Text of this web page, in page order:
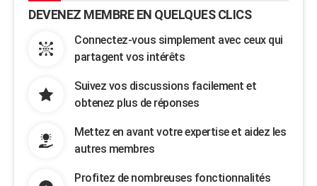
DEVENEZ MEMBRE EN QUELQUES CLICS
Connectez-vous simplement avec ceux qui
partagent vos intérêts
Suivez vos discussions facilement et
obtenez plus de réponses
Mettez en avant votre expertise et aidez les
autres membres
Profitez de nombreuses fonctionnalités